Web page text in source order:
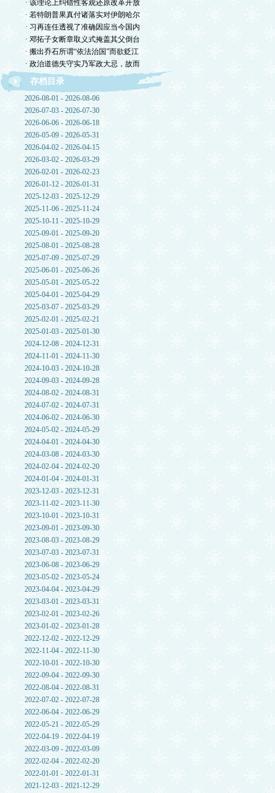
· 该理论上纠错性客观还原改革开放
· 若特朗普果真付诸落实对伊朗哈尔
· 习再连任透视了准确因应当今国内
· 邓拓子女断章取义式掩盖其父倒台
· 搬出乔石所谓“依法治国”而欲贬江
· 政治道德失守实乃军政大忌，故而
存档目录
2026-08-01 - 2026-08-06
2026-07-03 - 2026-07-30
2026-06-06 - 2026-06-18
2026-05-09 - 2026-05-31
2026-04-02 - 2026-04-15
2026-03-02 - 2026-03-29
2026-02-01 - 2026-02-23
2026-01-12 - 2026-01-31
2025-12-03 - 2025-12-29
2025-11-06 - 2025-11-24
2025-10-11 - 2025-10-29
2025-09-01 - 2025-09-20
2025-08-01 - 2025-08-28
2025-07-09 - 2025-07-29
2025-06-01 - 2025-06-26
2025-05-01 - 2025-05-22
2025-04-01 - 2025-04-29
2025-03-07 - 2025-03-29
2025-02-01 - 2025-02-21
2025-01-03 - 2025-01-30
2024-12-08 - 2024-12-31
2024-11-01 - 2024-11-30
2024-10-03 - 2024-10-28
2024-09-03 - 2024-09-28
2024-08-02 - 2024-08-31
2024-07-02 - 2024-07-31
2024-06-02 - 2024-06-30
2024-05-02 - 2024-05-29
2024-04-01 - 2024-04-30
2024-03-08 - 2024-03-30
2024-02-04 - 2024-02-20
2024-01-04 - 2024-01-31
2023-12-03 - 2023-12-31
2023-11-02 - 2023-11-30
2023-10-01 - 2023-10-31
2023-09-01 - 2023-09-30
2023-08-03 - 2023-08-29
2023-07-03 - 2023-07-31
2023-06-08 - 2023-06-29
2023-05-02 - 2023-05-24
2023-04-04 - 2023-04-29
2023-03-01 - 2023-03-31
2023-02-01 - 2023-02-26
2023-01-02 - 2023-01-28
2022-12-02 - 2022-12-29
2022-11-04 - 2022-11-30
2022-10-01 - 2022-10-30
2022-09-04 - 2022-09-30
2022-08-04 - 2022-08-31
2022-07-02 - 2022-07-28
2022-06-04 - 2022-06-29
2022-05-21 - 2022-05-29
2022-04-19 - 2022-04-19
2022-03-09 - 2022-03-09
2022-02-04 - 2022-02-20
2022-01-01 - 2022-01-31
2021-12-03 - 2021-12-29